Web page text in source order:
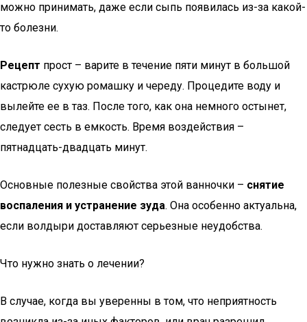
можно принимать, даже если сыпь появилась из-за какой-
то болезни.
Рецепт прост – варите в течение пяти минут в большой
кастрюле сухую ромашку и череду. Процедите воду и
вылейте ее в таз. После того, как она немного остынет,
следует сесть в емкость. Время воздействия –
пятнадцать-двадцать минут.
Основные полезные свойства этой ванночки – снятие
воспаления и устранение зуда. Она особенно актуальна,
если волдыри доставляют серьезные неудобства.
Что нужно знать о лечении?
В случае, когда вы уверенны в том, что неприятность